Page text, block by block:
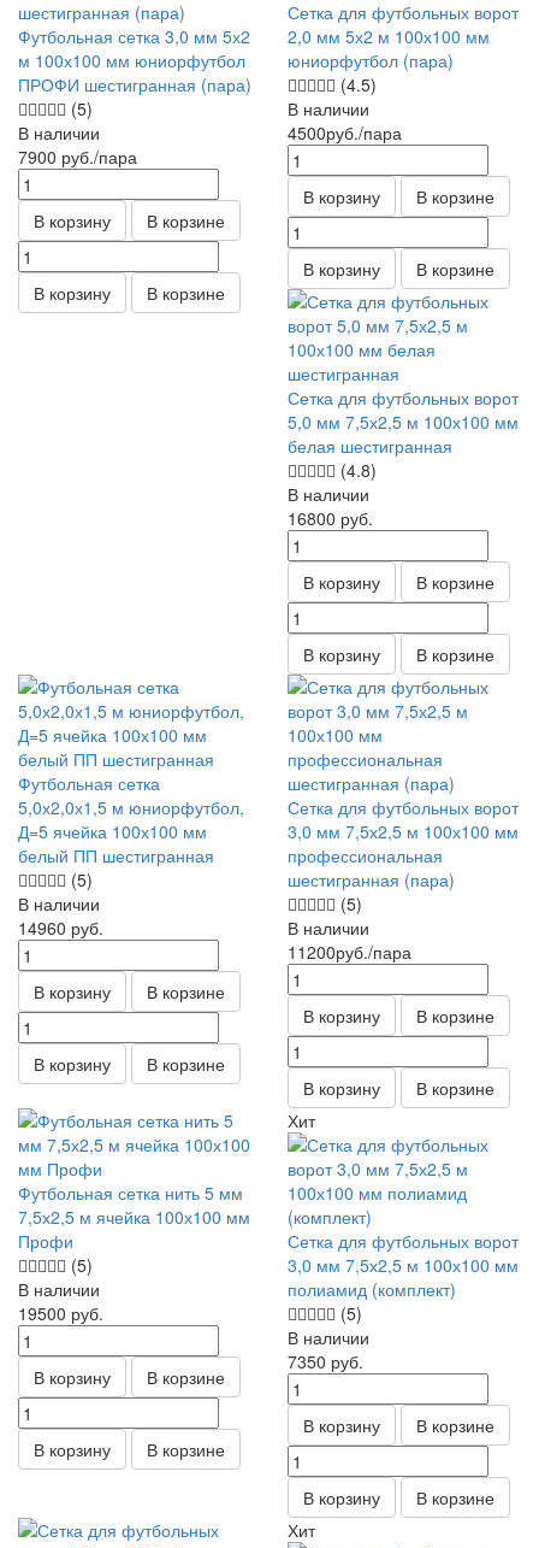
Футбольная сетка 3,0 мм 5х2
м 100х100 мм юниорфутбол
ПРОФИ шестигранная (пара)
(5)
В наличии
7900 руб./пара
В корзину В корзине
В корзину В корзине
Сетка для футбольных ворот
2,0 мм 5х2 м 100х100 мм
юниорфутбол (пара)
(4.5)
В наличии
4500руб./пара
В корзину В корзине
В корзину В корзине
Сетка для футбольных ворот
5,0 мм 7,5х2,5 м 100х100 мм
белая шестигранная
(4.8)
В наличии
16800 руб.
В корзину В корзине
В корзину В корзине
Футбольная сетка
5,0х2,0х1,5 м юниорфутбол,
Д=5 ячейка 100х100 мм
белый ПП шестигранная
(5)
В наличии
14960 руб.
В корзину В корзине
В корзину В корзине
Сетка для футбольных ворот
3,0 мм 7,5х2,5 м 100х100 мм
профессиональная
шестигранная (пара)
(5)
В наличии
11200руб./пара
В корзину В корзине
В корзину В корзине
Футбольная сетка нить 5 мм
7,5х2,5 м ячейка 100х100 мм
Профи
(5)
В наличии
19500 руб.
В корзину В корзине
В корзину В корзине
Хит
Сетка для футбольных ворот
3,0 мм 7,5х2,5 м 100х100 мм
полиамид (комплект)
(5)
В наличии
7350 руб.
В корзину В корзине
В корзину В корзине
Хит